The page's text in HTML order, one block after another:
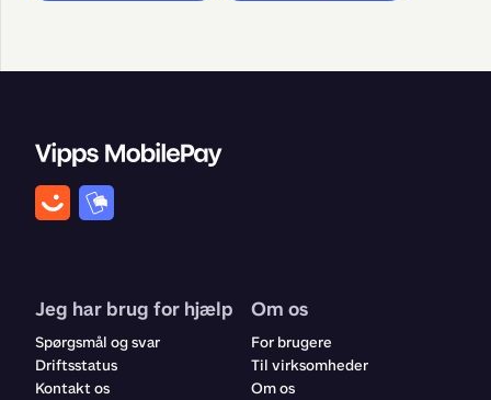
Jeg har brug for hjælp
Spørgsmål og svar
Driftsstatus
Kontakt os
Om os
For brugere
Til virksomheder
Om os